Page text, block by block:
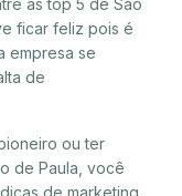
ficar feliz pois é
empresa se
de
ou ter
de Paula, você
de marketing,